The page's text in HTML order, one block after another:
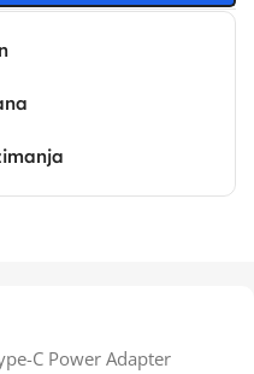
C Power Adapter